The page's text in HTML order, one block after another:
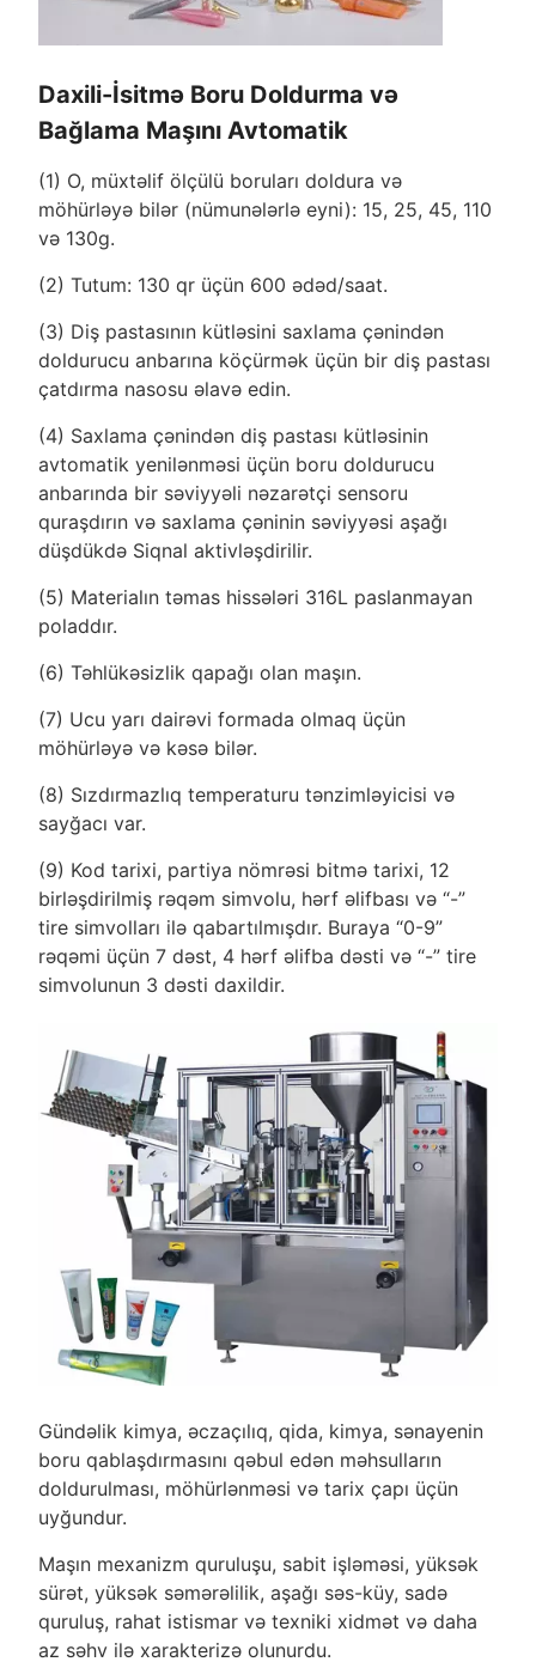
Daxili-İsitmə Boru Doldurma və
Bağlama Maşını Avtomatik
(1) O, müxtəlif ölçülü boruları doldura və
möhürləyə bilər (nümunələrlə eyni): 15, 25, 45, 110
və 130g.
(2) Tutum: 130 qr üçün 600 ədəd/saat.
(3) Diş pastasının kütləsini saxlama çənindən
doldurucu anbarına köçürmək üçün bir diş pastası
çatdırma nasosu əlavə edin.
(4) Saxlama çənindən diş pastası kütləsinin
avtomatik yenilənməsi üçün boru doldurucu
anbarında bir səviyyəli nəzarətçi sensoru
quraşdırın və saxlama çəninin səviyyəsi aşağı
düşdükdə Siqnal aktivləşdirilir.
(5) Materialın təmas hissələri 316L paslanmayan
poladdır.
(6) Təhlükəsizlik qapağı olan maşın.
(7) Ucu yarı dairəvi formada olmaq üçün
möhürləyə və kəsə bilər.
(8) Sızdırmazlıq temperaturu tənzimləyicisi və
sayğacı var.
(9) Kod tarixi, partiya nömrəsi bitmə tarixi, 12
birləşdirilmiş rəqəm simvolu, hərf əlifbası və “-”
tire simvolları ilə qabartılmışdır. Buraya “0-9”
rəqəmi üçün 7 dəst, 4 hərf əlifba dəsti və “-” tire
simvolunun 3 dəsti daxildir.
Gündəlik kimya, əczaçılıq, qida, kimya, sənayenin
boru qablaşdırmasını qəbul edən məhsulların
doldurulması, möhürlənməsi və tarix çapı üçün
uyğundur.
Maşın mexanizm quruluşu, sabit işləməsi, yüksək
sürət, yüksək səmərəlilik, aşağı səs-küy, sadə
quruluş, rahat istismar və texniki xidmət və daha
az səhv ilə xarakterizə olunurdu.